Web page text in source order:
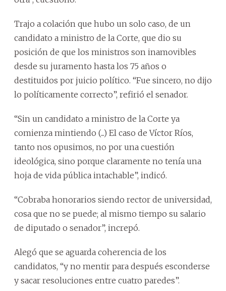
Trajo a colación que hubo un solo caso, de un
candidato a ministro de la Corte, que dio su
posición de que los ministros son inamovibles
desde su juramento hasta los 75 años o
destituidos por juicio político. “Fue sincero, no dijo
lo políticamente correcto”, refirió el senador.
“Sin un candidato a ministro de la Corte ya
comienza mintiendo (...) El caso de Víctor Ríos,
tanto nos opusimos, no por una cuestión
ideológica, sino porque claramente no tenía una
hoja de vida pública intachable”, indicó.
“Cobraba honorarios siendo rector de universidad,
cosa que no se puede; al mismo tiempo su salario
de diputado o senador”, increpó.
Alegó que se aguarda coherencia de los
candidatos, “y no mentir para después esconderse
y sacar resoluciones entre cuatro paredes”.